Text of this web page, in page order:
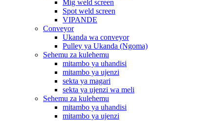
Mig weld screen
Spot weld screen
VIPANDE
Conveyor
Ukanda wa conveyor
Pulley ya Ukanda (Ngoma)
Sehemu za kulehemu
mitambo ya uhandisi
mitambo ya ujenzi
sekta ya magari
sekta ya ujenzi wa meli
Sehemu za kulehemu
mitambo ya uhandisi
mitambo ya ujenzi